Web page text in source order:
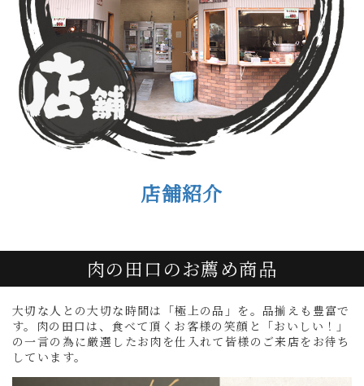
店舗紹介
肉の田口のお薦め商品
大切な人との大切な時間は「極上の品」を。品揃えも豊富で
す。肉の田口は、食べて頂くお客様の笑顔と「おいしい！」
の一言の為に厳選したお肉を仕入れて皆様のご来店をお待ち
しています。